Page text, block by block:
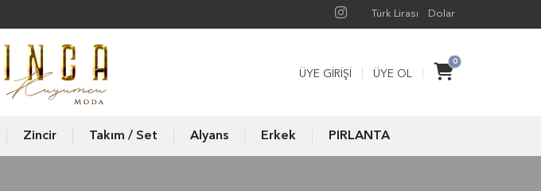
Türk Lirası Dolar
0
ÜYE GIRIŞI ÜYE OL
Zincir Takım / Set Alyans Erkek PIRLANTA